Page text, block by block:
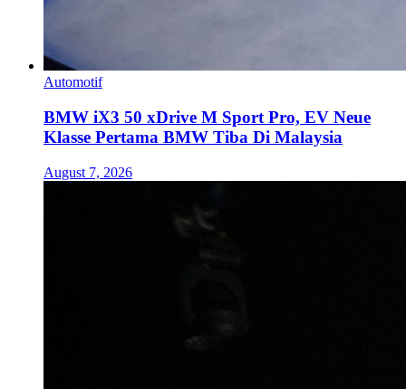
Automotif
BMW iX3 50 xDrive M Sport Pro, EV Neue
Klasse Pertama BMW Tiba Di Malaysia
August 7, 2026